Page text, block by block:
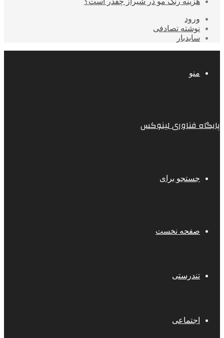
ورود
نوشته تصادفی
سایدبار
منو
پایگاه فناوری لینوکس
جستجو برای
صفحه نخست
تندرستی
اجتماعی